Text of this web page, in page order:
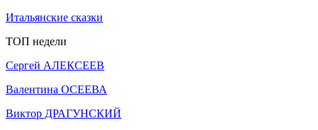
Итальянские сказки
ТОП недели
Сергей АЛЕКСЕЕВ
Валентина ОСЕЕВА
Виктор ДРАГУНСКИЙ